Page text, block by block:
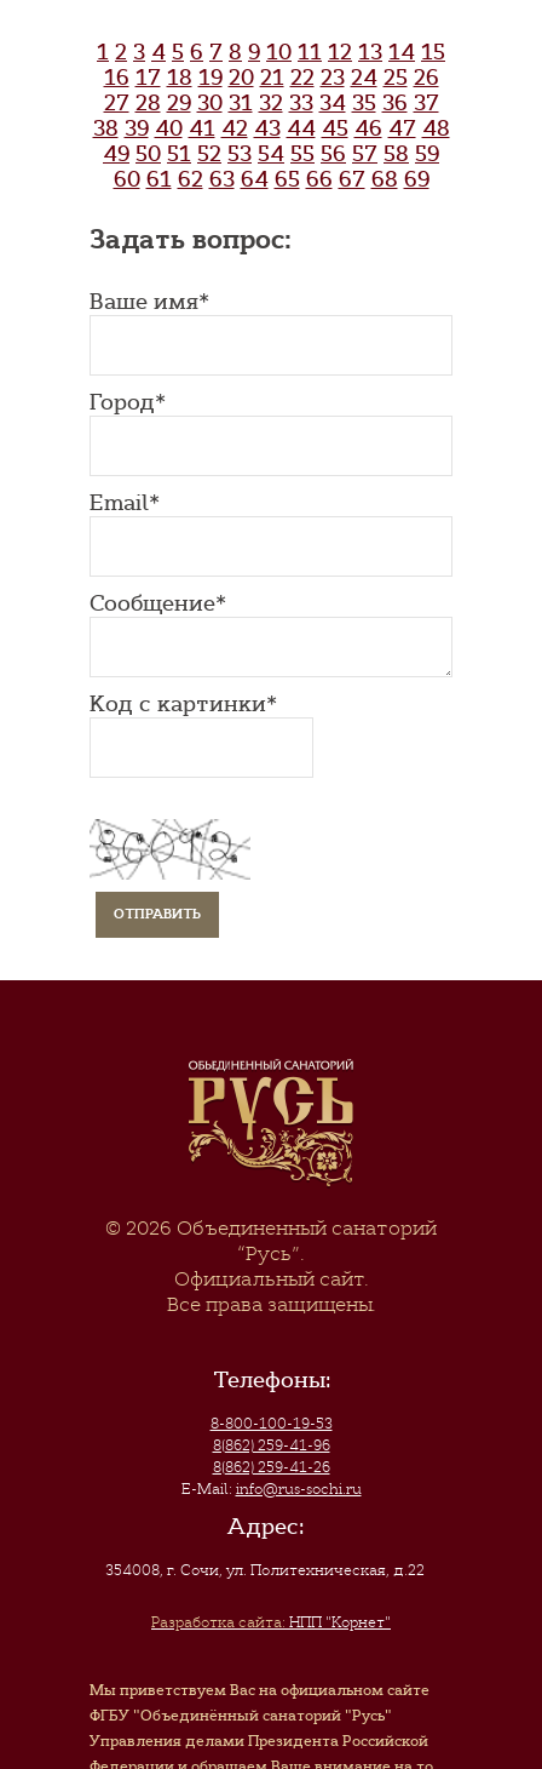
1 2 3 4 5 6 7 8 9 10 11 12 13 14 15
16 17 18 19 20 21 22 23 24 25 26
27 28 29 30 31 32 33 34 35 36 37
38 39 40 41 42 43 44 45 46 47 48
49 50 51 52 53 54 55 56 57 58 59
60 61 62 63 64 65 66 67 68 69
Задать вопрос:
Ваше имя*
Город*
Email*
Сообщение*
Код с картинки*
© 2026 Объединенный санаторий
“Русь”.
Официальный сайт.
Все права защищены.
Телефоны:
8-800-100-19-53
8(862) 259-41-96
8(862) 259-41-26
E-Mail: info@rus-sochi.ru
Адрес:
354008, г. Сочи,ул. Политехническая, д.22
Разработка сайта: НПП "Корнет"
Мы приветствуем Вас на официальном сайте
ФГБУ "Объединённый санаторий "Русь"
Управления делами Президента Российской